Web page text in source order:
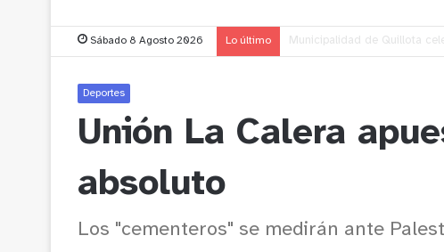
Sábado 8 Agosto 2026 Lo último Municipalidad de Nogales
Deportes
Unión La Calera
absoluto
Los "cementeros" se medirán ante